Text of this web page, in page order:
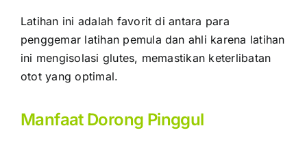
Latihan ini adalah favorit di antara para
penggemar latihan pemula dan ahli karena latihan
ini mengisolasi glutes, memastikan keterlibatan
otot yang optimal.
Manfaat Dorong Pinggul